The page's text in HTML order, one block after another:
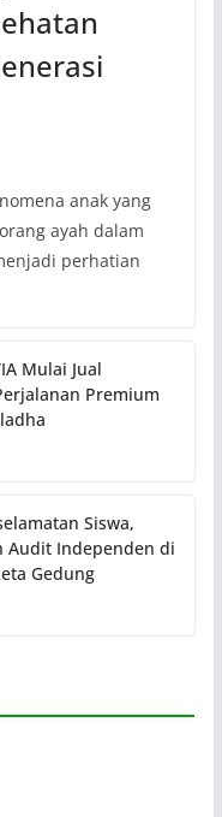
anak yang
ayah dalam
perhatian
Mulai Jual
Premium
Siswa,
Audit Independen di
Gedung